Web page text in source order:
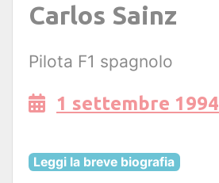
Carlos Sainz
Pilota F1 spagnolo
1 settembre 1994
Leggi la breve biografia